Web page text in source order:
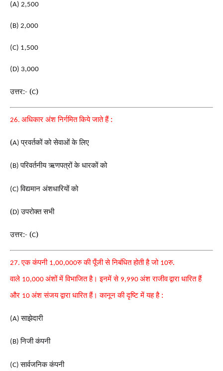
(A) 2,500
(B) 2,000
(C) 1,500
(D) 3,000
उत्तर:- (C)
26. अधिकार अंश निर्गमित किये जाते हैं :
(A)प्रवर्तकों को सेवाओं के लिए
(B)परिवर्तनीय ऋणपत्रों के धारकों को
(C)विद्यमान अंशधारियों को
(D)उपरोक्त सभी
उत्तर:- (C)
27.एक कंपनी 1,00,000रु की पूँजी से निबंधित होती है जो 10रु.
वाले 10,000 अंशों में विभाजित है। इनमें से 9,990 अंश राजीवद्वारा धारित हैं
और 10 अंश संजय द्वारा धारित हैं। कानून की दृष्टि में यह है :
(A)साझेदारी
(B)निजी कंपनी
(C)सार्वजनिक कंपनी